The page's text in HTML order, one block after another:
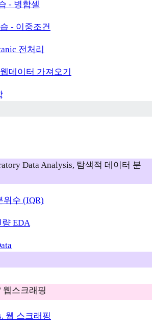
- 병합셀
- 이중조건
전처리
데이터 가져오기
Data Analysis, 탐색적 데이터 분
위수 (IQR)
EDA
웹스크래핑
웹 스크래핑